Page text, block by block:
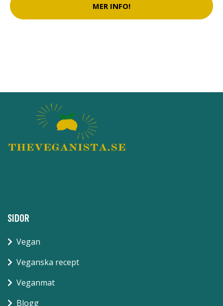
MER INFO!
SIDOR
Vegan
Veganska recept
Veganmat
Blogg